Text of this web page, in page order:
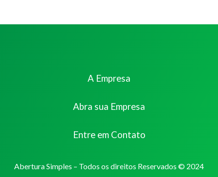
A Empresa
Abra sua Empresa
Entre em Contato
Abertura Simples – Todos os direitos Reservados © 2024